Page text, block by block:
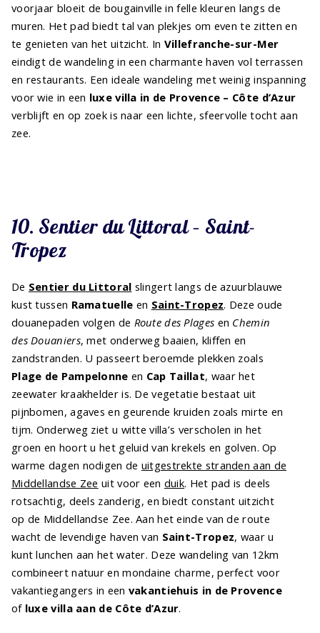
voorjaar bloeit de bougainville in felle kleuren langs de
muren. Het pad biedt tal van plekjes om even te zitten en
te genieten van het uitzicht. In Villefranche-sur-Mer
eindigt de wandeling in een charmante haven vol terrassen
en restaurants. Een ideale wandeling met weinig inspanning
voor wie in een luxe villa in de Provence – Côte d’Azur
verblijft en op zoek is naar een lichte, sfeervolle tocht aan
zee.
10. Sentier du Littoral – Saint-
Tropez
De Sentier du Littoral slingert langs de azuurblauwe
kust tussen Ramatuelle en Saint-Tropez. Deze oude
douanepaden volgen de Route des Plages en Chemin
des Douaniers, met onderweg baaien, kliffen en
zandstranden. U passeert beroemde plekken zoals
Plage de Pampelonne en Cap Taillat, waar het
zeewater kraakhelder is. De vegetatie bestaat uit
pijnbomen, agaves en geurende kruiden zoals mirte en
tijm. Onderweg ziet u witte villa’s verscholen in het
groen en hoort u het geluid van krekels en golven. Op
warme dagen nodigen de uitgestrekte stranden aan de
Middellandse Zee uit voor een duik. Het pad is deels
rotsachtig, deels zanderig, en biedt constant uitzicht
op de Middellandse Zee. Aan het einde van de route
wacht de levendige haven van Saint-Tropez, waar u
kunt lunchen aan het water. Deze wandeling van 12km
combineert natuur en mondaine charme, perfect voor
vakantiegangers in een vakantiehuis in de Provence
of luxe villa aan de Côte d’Azur.